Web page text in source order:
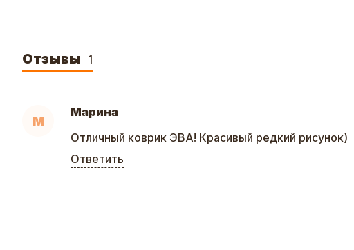
Отзывы 1
М
Марина
Отличный коврик ЭВА! Красивый редкий рисунок)
Ответить